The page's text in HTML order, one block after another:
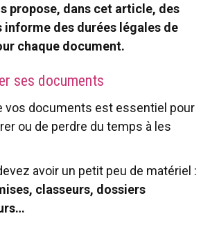
propose, dans cet article, des
informe des durées légales de
chaque document.
ses documents
vos documents est essentiel pour
ou de perdre du temps à les
avoir un petit peu de matériel :
classeurs, dossiers